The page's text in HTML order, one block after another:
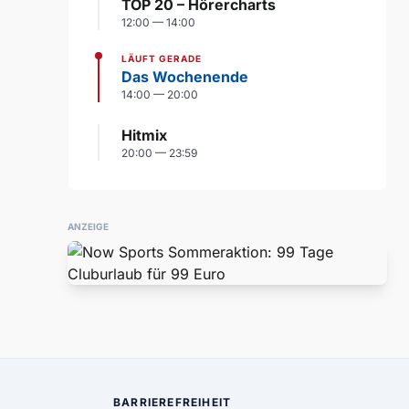
TOP 20 – Hörercharts
12:00 — 14:00
LÄUFT GERADE
Das Wochenende
14:00 — 20:00
Hitmix
20:00 — 23:59
ANZEIGE
BARRIEREFREIHEIT